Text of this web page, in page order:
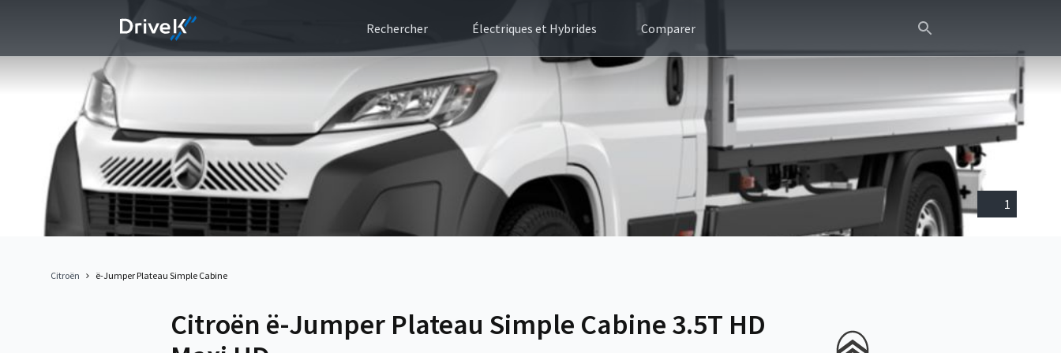
Rechercher Électriques et Hybrides Comparer
1
Citroën ë-Jumper Plateau Simple Cabine
Citroën ë-Jumper Plateau Simple Cabine 3.5T HD